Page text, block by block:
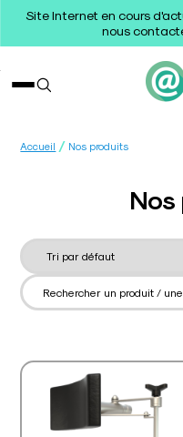
Site Internet en cours
nous
Accueil / Nos produits